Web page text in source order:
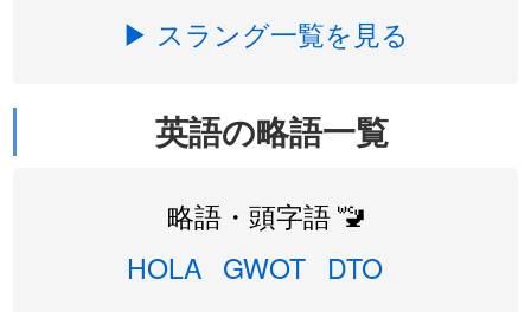
▶ スラング一覧を見る
英語の略語一覧
略語・頭字語 🚾
HOLA GWOT DTO